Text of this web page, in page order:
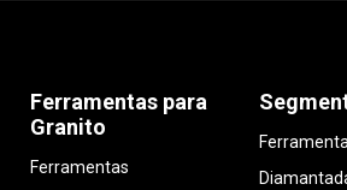
Ferramentas para
Granito
Ferramentas